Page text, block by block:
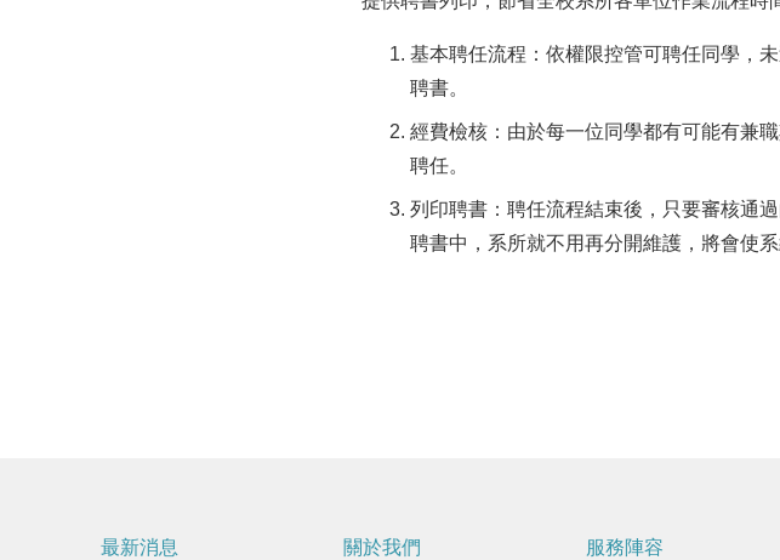
基本聘任流程：依權限控管可聘任同學，
聘書。
經費檢核：由於每一位同學都有可能有兼
聘任。
列印聘書：聘任流程結束後，只要審核通
聘書中，系所就不用再分開維護，將會使系
最新消息 關於我們 服務陣容